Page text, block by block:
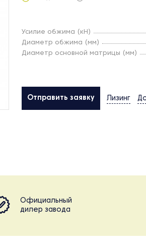
Усилие обжима (кН)
Диаметр обжима (мм)
Диаметр основной матрицы (мм)
Отправить заявку Лизинг
Официальный
дилер завода